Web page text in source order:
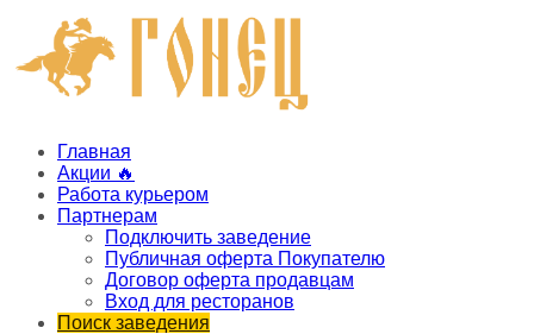
Главная
Акции 🔥
Работа курьером
Партнерам
Подключить заведение
Публичная оферта Покупателю
Договор оферта продавцам
Вход для ресторанов
Поиск заведения